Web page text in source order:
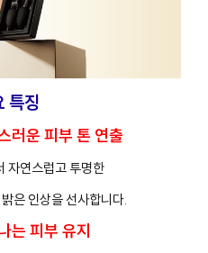
특징
러운 피부 톤 연출
자연스럽고 투명한
은 인상을 선사합니다.
는 피부 유지